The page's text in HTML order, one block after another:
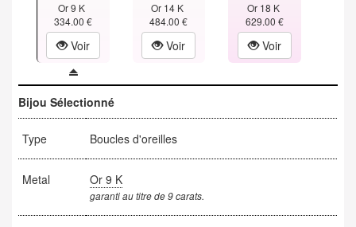
Or 9 K
334.00 €
Voir
Or 14 K
484.00 €
Voir
Or 18 K
629.00 €
Voir
Bijou Sélectionné
Type Boucles d'oreilles
Metal Or 9 K
garanti au titre de 9 carats.